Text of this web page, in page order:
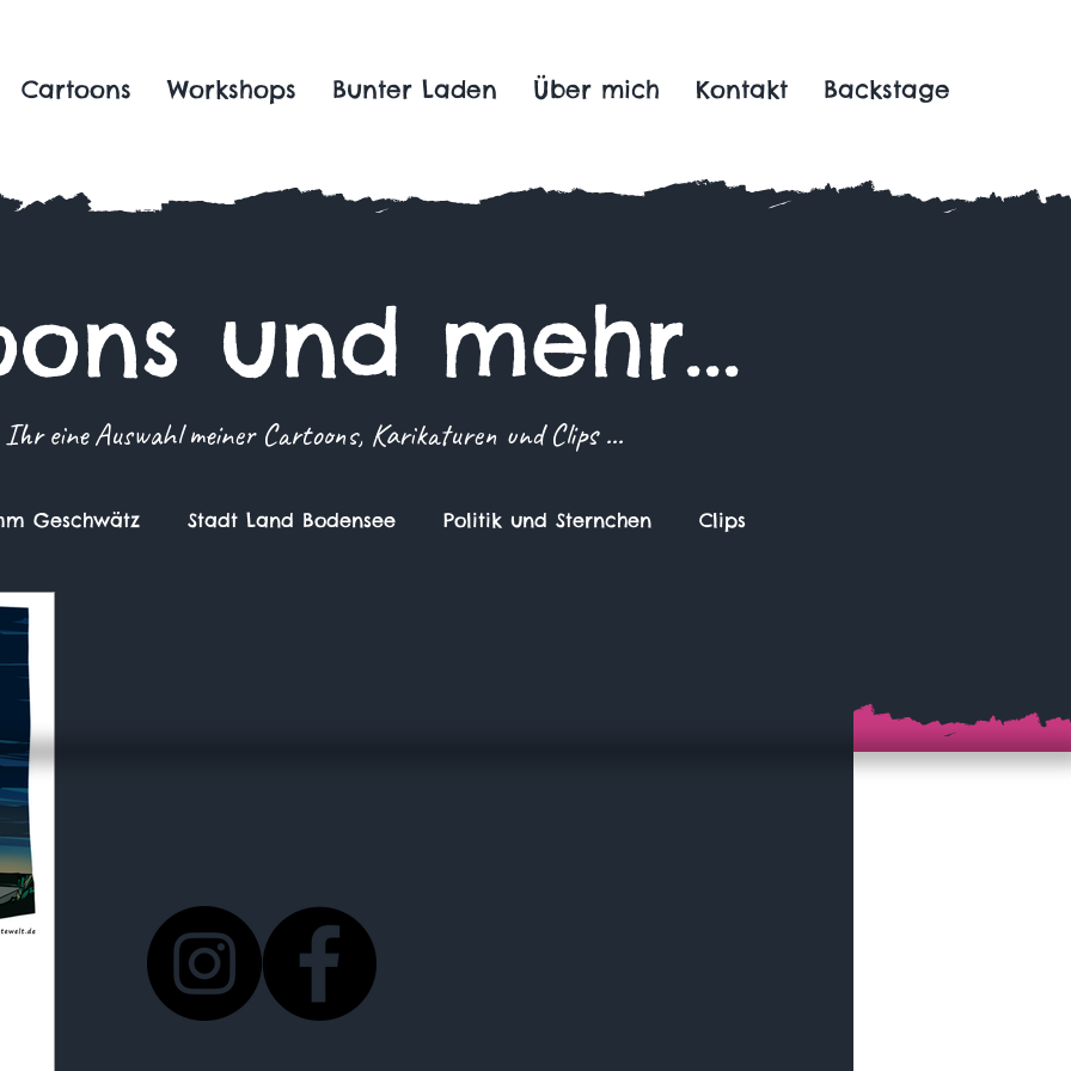
Cartoons Workshops Bunter Laden Über mich Kontakt Backstage
und mehr...
eine Auswahl meiner Cartoons, Karikaturen und Clips ...
Geschwätz Stadt Land Bodensee Politik und Sternchen Clips